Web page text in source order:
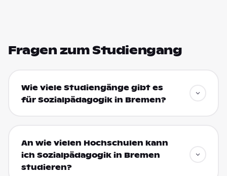
Fragen zum Studiengang
Wie viele Studiengänge gibt es
für Sozialpädagogik in Bremen?
An wie vielen Hochschulen kann
ich Sozialpädagogik in Bremen
studieren?